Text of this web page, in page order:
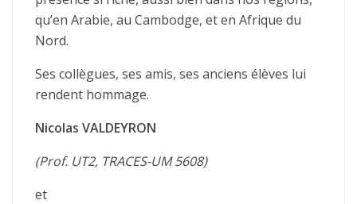
qu’en Arabie, au Cambodge, et en Afrique du
Nord.
Ses collègues, ses amis, ses anciens élèves lui
rendent hommage.
Nicolas VALDEYRON
(Prof. UT2, TRACES-UM 5608)
et